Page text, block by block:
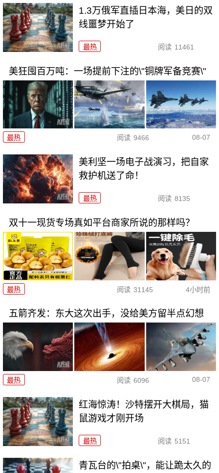
1.3万俄军直插日本海，美日的双
线噩梦开始了
最热 阅读 11461
美狂囤百万吨：一场提前下注的\"铜牌军备竞赛\"
最热 阅读 9466 08-07
美利坚一场电子战演习，把自家
救护机送了命！
最热 阅读 8135
双十一现货专场真如平台商家所说的那样吗？
最热 阅读 31145 4小时前
五箭齐发：东大这次出手，没给美方留半点幻想
最热 阅读 6096 08-07
红海惊涛！沙特摆开大棋局，猫
鼠游戏才刚开场
最热 阅读 5151
青瓦台的\"拍桌\"，能让跪太久的